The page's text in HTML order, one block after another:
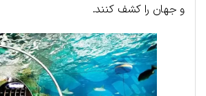
و جهان را کشف کنند.